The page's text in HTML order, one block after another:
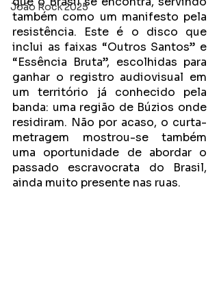
João Rock 2025
também como um manifesto pela
resistência. Este é o disco que
inclui as faixas “Outros Santos” e
“Essência Bruta”, escolhidas para
ganhar o registro audiovisual em
um território já conhecido pela
banda: uma região de Búzios onde
residiram. Não por acaso, o curta-
metragem mostrou-se também
uma oportunidade de abordar o
passado escravocrata do Brasil,
ainda muito presente nas ruas.